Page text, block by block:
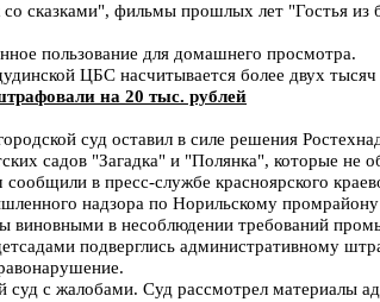
сказками", фильмы прошлых лет "Гостья
пользование для домашнего просмотра.
ЦБС насчитывается более двух
на 20 тыс. рублей
суд оставил в силе решения
садов "Загадка" и "Полянка", которые не
в пресс-службе красноярского
надзора по Норильскому промрайону
виновными в несоблюдении требований
подверглись административному
с жалобами. Суд рассмотрел материалы